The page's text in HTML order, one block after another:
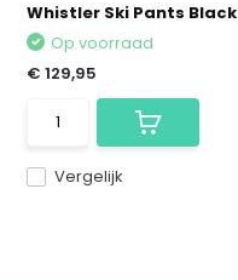
Whistler Ski Pants Black
Vergelijk
Op voorraad
€ 129,95